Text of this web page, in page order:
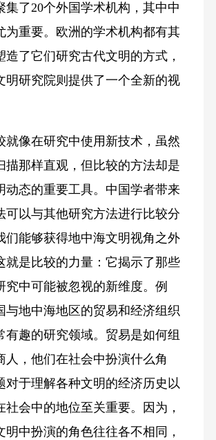
集了20个外国学术机构，其中中
为重要。欧洲的学术机构都有其
造了它们研究古代文明的方式，
明研究院则提供了一个全新的视
像在研究中使用新技术，虽然
描那样直观，但比较的方法却是
动态的重要工具。中国学者带来
可以与其他研究方法进行比较分
们能够获得地中海文明视角之外
就是比较的力量：它揭示了那些
究中可能被忽视的新维度。例
与地中海地区的贸易和经济组织
有趣的研究领域。贸易是如何组
人，他们在社会中扮演什么角
对于理解各种文明的经济历史以
社会中的地位至关重要。因为，
明中扮演的角色往往各不相同，